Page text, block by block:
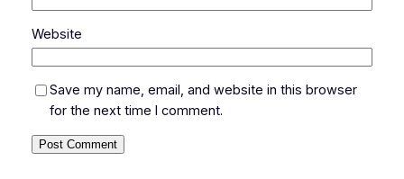
Website
Save my name, email, and website in this browser
for the next time I comment.